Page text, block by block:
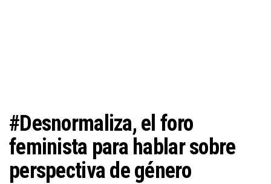
#Desnormaliza, el foro
feminista para hablar sobre
perspectiva de género